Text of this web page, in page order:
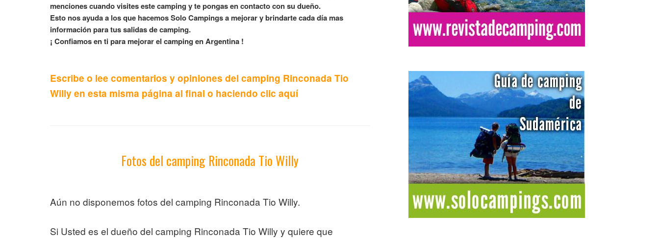
menciones cuando visites este camping y te pongas en contacto con su dueño.
Esto nos ayuda a los que hacemos Solo Campings a mejorar y brindarte cada día mas
información para tus salidas de camping.
¡ Confiamos en ti para mejorar el camping en Argentina !
Escribe o lee comentarios y opiniones del camping Rinconada Tio
Willy en esta misma página al final o haciendo clic aquí
Fotos del camping Rinconada Tio Willy
Aún no disponemos fotos del camping Rinconada Tio Willy.
Si Usted es el dueño del camping Rinconada Tio Willy y quiere que